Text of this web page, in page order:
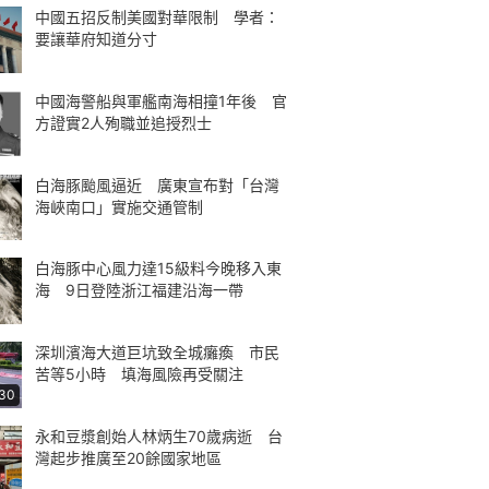
中國五招反制美國對華限制 學者：
要讓華府知道分寸
中國海警船與軍艦南海相撞1年後 官
方證實2人殉職並追授烈士
白海豚颱風逼近 廣東宣布對「台灣
海峽南口」實施交通管制
白海豚中心風力達15級料今晚移入東
海 9日登陸浙江福建沿海一帶
深圳濱海大道巨坑致全城癱瘓 市民
苦等5小時 填海風險再受關注
永和豆漿創始人林炳生70歲病逝 台
灣起步推廣至20餘國家地區